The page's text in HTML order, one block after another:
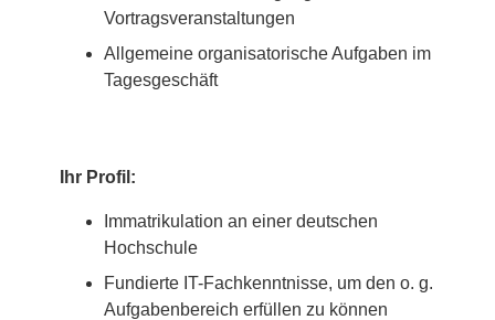
Vortragsveranstaltungen
Allgemeine organisatorische Aufgaben im
Tagesgeschäft
Ihr Profil:
Immatrikulation an einer deutschen
Hochschule
Fundierte IT-Fachkenntnisse, um den o. g.
Aufgabenbereich erfüllen zu können